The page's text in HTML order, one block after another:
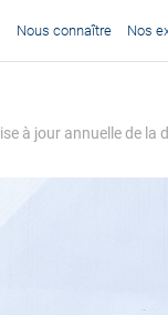
Nous connaître Nos
à jour annuelle de la